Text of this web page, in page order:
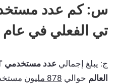
س: كم عدد
تي الفعلي في عام 2026؟
ج: يبلغ إجمالي
العالم حوالي 878 مليون